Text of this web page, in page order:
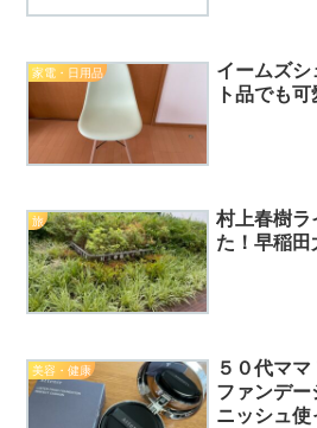
家電・日用品
イームズ
ト品でも
旅
村上春樹ラ
た！早稲
美容・健康
５０代マ
ファンデー
ニッシュ